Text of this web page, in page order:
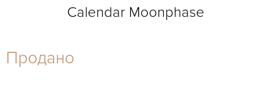
27-44
Calendar Moonphase
Продано